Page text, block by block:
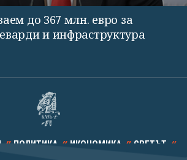
до 367 млн. евро за
и инфраструктура
ПОЛИТИКА ИКОНОМИКА СВЕТЪТ